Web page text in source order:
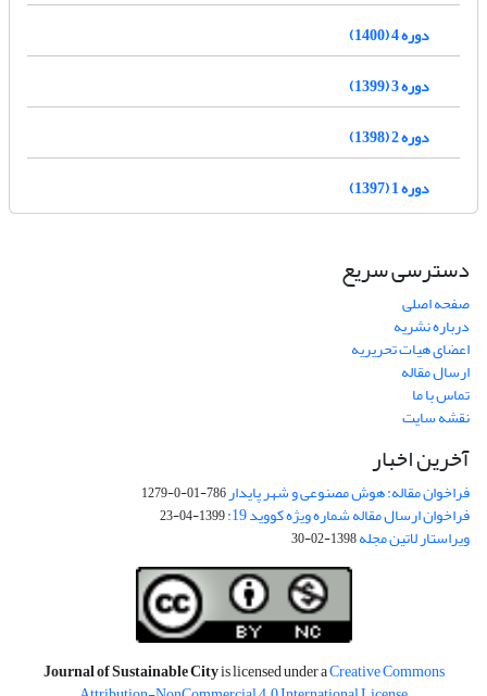
دوره 4 (1400)
دوره 3 (1399)
دوره 2 (1398)
دوره 1 (1397)
دسترسی سریع
صفحه اصلی
درباره نشریه
اعضای هیات تحریریه
ارسال مقاله
تماس با ما
نقشه سایت
آخرین اخبار
فراخوان مقاله: هوش مصنوعی و شهر پایدار786-01-0-1279
فراخوان ارسال مقاله شماره ویژه کووید 19: 1399-04-23
ویراستار لاتین مجله1398-02-30
Journal of Sustainable Cityis licensed under aCreative Commons